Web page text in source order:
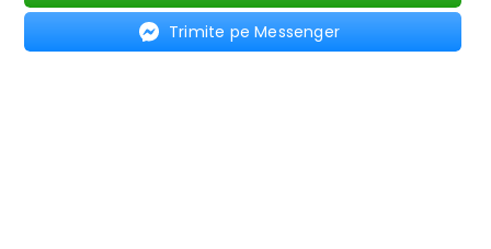
Trimite pe Messenger